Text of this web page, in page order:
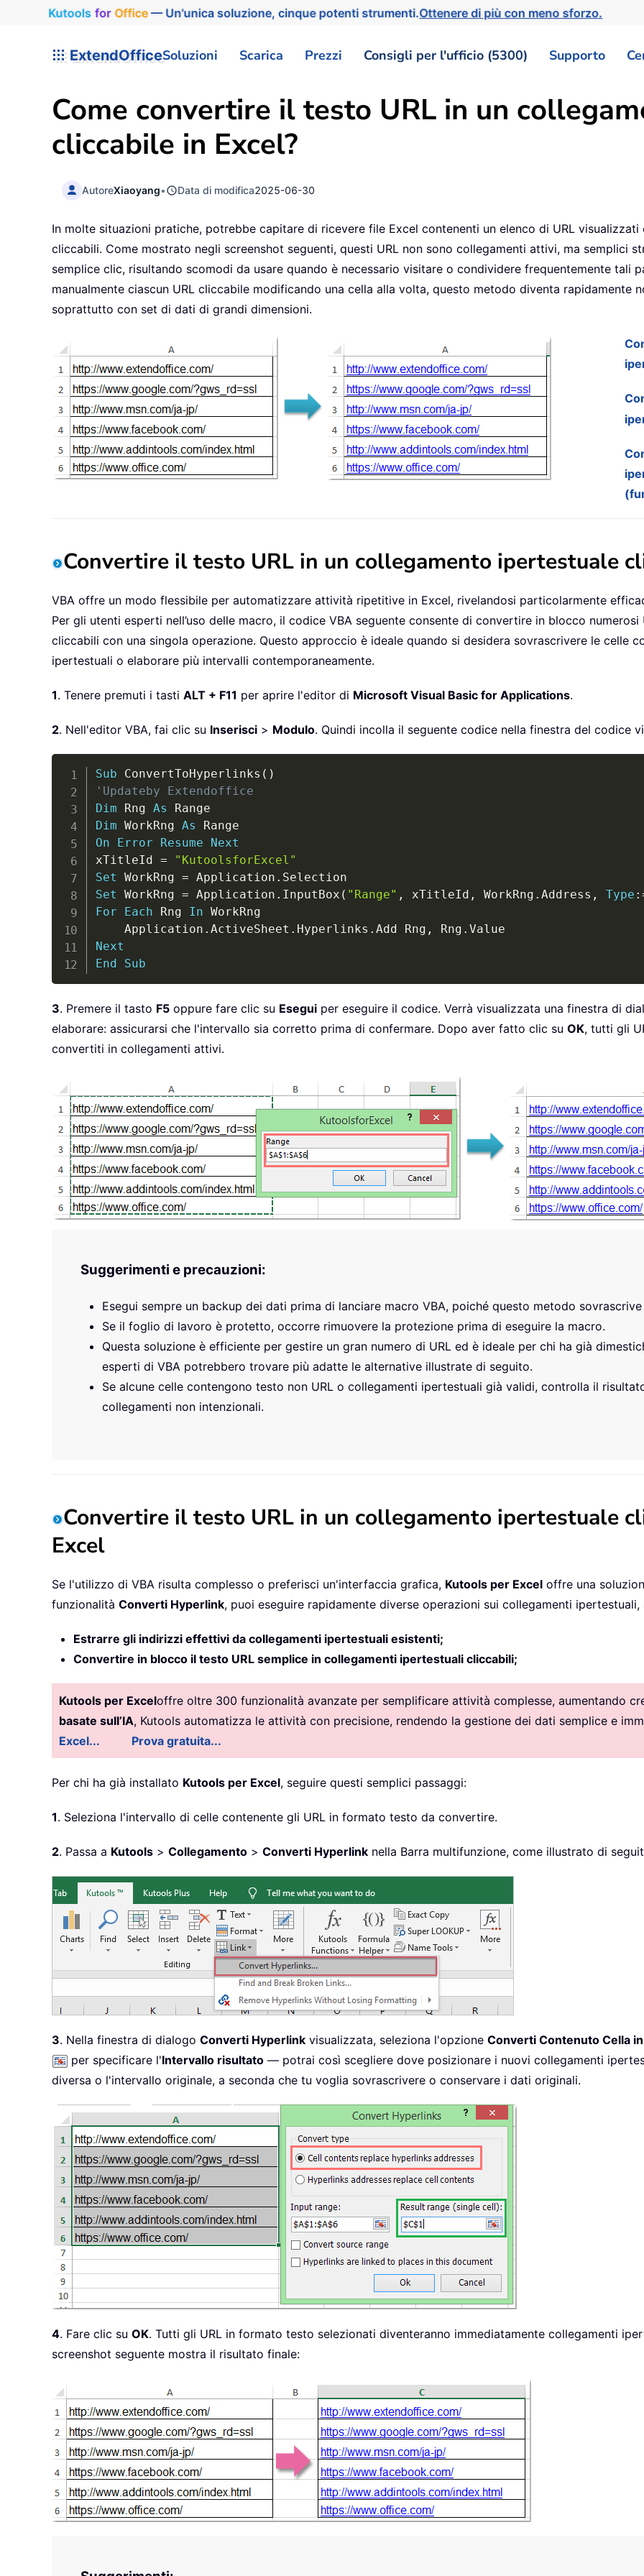
Kutools for Office— Un'unica soluzione, cinque potenti strumenti.Ottenere di più con meno sforzo.
ExtendOfficeSoluzioni Scarica Prezzi Consigli per l'ufficio (5300) Supporto
Come convertire il testo URL in un
cliccabile in Excel?
AutoreXiaoyang• Data di modifica2025-06-30
In molte situazioni pratiche, potrebbe capitare di ricevere file Excel contenenti un elenco di URL
cliccabili. Come mostrato negli screenshot seguenti, questi URL non sono collegamenti attivi, ma semplici
semplice clic, risultando scomodi da usare quando è necessario visitare o condividere frequentemente tali
manualmente ciascun URL cliccabile modificando una cella alla volta, questo metodo diventa rapidamente
soprattutto con set di dati di grandi dimensioni.
Convertire il testo URL in un collegamento ipertestuale
VBA offre un modo flessibile per automatizzare attività ripetitive in Excel, rivelandosi particolarmente
Per gli utenti esperti nell’uso delle macro, il codice VBA seguente consente di convertire in blocco
cliccabili con una singola operazione. Questo approccio è ideale quando si desidera sovrascrivere le celle
ipertestuali o elaborare più intervalli contemporaneamente.
1. Tenere premuti i tasti ALT + F11 per aprire l'editor di Microsoft Visual Basic for Applications.
2. Nell'editor VBA, fai clic su Inserisci > Modulo. Quindi incolla il seguente codice nella finestra del codice
Sub ConvertToHyperlinks ( )
'Updateby Extendoffice
Dim Rng As
Dim WorkRng As
On
Error Resume
Next
xTitleId =
"KutoolsforExcel"
Set WorkRng = Application .
Set WorkRng = Application . InputBox ( "Range" , xTitleId , WorkRng . Address , Type :
For
Each Rng In WorkRng
    Application
. ActiveSheet . Hyperlinks . Add Rng , Rng .
Next
End
Sub
3. Premere il tasto F5 oppure fare clic su Esegui per eseguire il codice. Verrà visualizzata una finestra di
elaborare: assicurarsi che l'intervallo sia corretto prima di confermare. Dopo aver fatto clic su OK, tutti gli
convertiti in collegamenti attivi.
Suggerimenti e precauzioni:
Esegui sempre un backup dei dati prima di lanciare macro VBA, poiché questo metodo
Se il foglio di lavoro è protetto, occorre rimuovere la protezione prima di eseguire la macro.
Questa soluzione è efficiente per gestire un gran numero di URL ed è ideale per chi ha già
esperti di VBA potrebbero trovare più adatte le alternative illustrate di seguito.
Se alcune celle contengono testo non URL o collegamenti ipertestuali già validi, controlla il
collegamenti non intenzionali.
Convertire il testo URL in un collegamento ipertestuale
Excel
Se l'utilizzo di VBA risulta complesso o preferisci un'interfaccia grafica, Kutools per Excel offre una
funzionalità Converti Hyperlink, puoi eseguire rapidamente diverse operazioni sui collegamenti ipertestuali,
Estrarre gli indirizzi effettivi da collegamenti ipertestuali esistenti;
Convertire in blocco il testo URL semplice in collegamenti ipertestuali cliccabili;
Kutools per Exceloffre oltre 300 funzionalità avanzate per semplificare attività complesse, aumentando
basate sull’IA, Kutools automatizza le attività con precisione, rendendo la gestione dei dati semplice e
Excel...
Prova gratuita...
Per chi ha già installato Kutools per Excel, seguire questi semplici passaggi:
1. Seleziona l'intervallo di celle contenente gli URL in formato testo da convertire.
2. Passa a Kutools > Collegamento > Converti Hyperlink nella Barra multifunzione, come illustrato di
3. Nella finestra di dialogo Converti Hyperlink visualizzata, seleziona l'opzione Converti Contenuto Cella
per specificare l'Intervallo risultato — potrai così scegliere dove posizionare i nuovi collegamenti
diversa o l'intervallo originale, a seconda che tu voglia sovrascrivere o conservare i dati originali.
4. Fare clic su OK. Tutti gli URL in formato testo selezionati diventeranno immediatamente collegamenti
screenshot seguente mostra il risultato finale: